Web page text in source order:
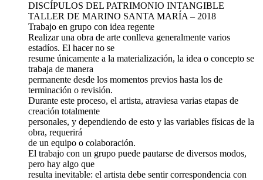
DISCÍPULOS DEL PATRIMONIO INTANGIBLE
TALLER DE MARINO SANTA MARÍA – 2018
Trabajo en grupo con idea regente
Realizar una obra de arte conlleva generalmente varios
estadíos. El hacer no se
resume únicamente a la materialización, la idea o concepto se
trabaja de manera
permanente desde los momentos previos hasta los de
terminación o revisión.
Durante este proceso, el artista, atraviesa varias etapas de
creación totalmente
personales, y dependiendo de esto y las variables físicas de la
obra, requerirá
de un equipo o colaboración.
El trabajo con un grupo puede pautarse de diversos modos,
pero hay algo que
resulta inevitable: el artista debe sentir correspondencia con